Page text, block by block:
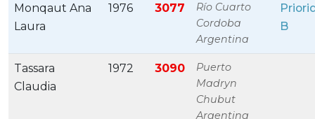
Monqaut Ana
Laura
1976 3077
Río Cuarto
Cordoba
Argentina
B
Tassara
Claudia
1972 3090
Puerto
Madryn
Chubut
Argentina